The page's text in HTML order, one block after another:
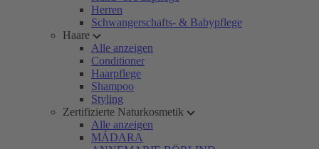
Herren
Schwangerschafts- & Babypflege
Haare
Alle anzeigen
Conditioner
Haarpflege
Shampoo
Styling
Zertifizierte Naturkosmetik
Alle anzeigen
MÁDARA